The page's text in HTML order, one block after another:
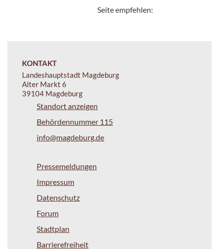
Seite empfehlen:
KONTAKT
Landeshauptstadt Magdeburg
Alter Markt 6
39104 Magdeburg
Standort anzeigen
Behördennummer 115
info@magdeburg.de
Pressemeldungen
Impressum
Datenschutz
Forum
Stadtplan
Barrierefreiheit